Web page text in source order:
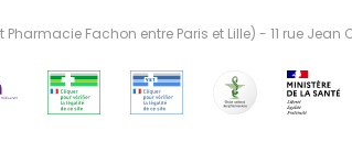
Fachon entre Paris et Lille) - 11 rue